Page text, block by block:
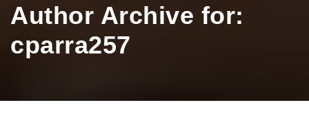
Author Archive for:
cparra257